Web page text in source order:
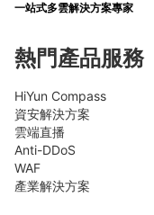
一站式多雲解決方案專家
熱門產品服務
HiYun Compass
資安解決方案
雲端直播
Anti-DDoS
WAF
產業解決方案